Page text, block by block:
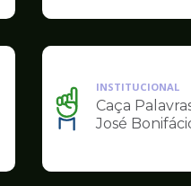
Ilustração
da
de
INSTITUCIONAL
Caça
José